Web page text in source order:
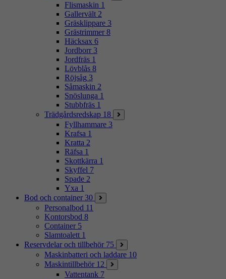
Flismaskin 1
Gallervält 2
Gräsklippare 3
Grästrimmer 8
Häcksax 6
Jordborr 3
Jordfräs 1
Lövblås 8
Röjsåg 3
Såmaskin 2
Snöslunga 1
Stubbfräs 1
Trädgårdsredskap 18
Fyllhammare 3
Krafsa 1
Kratta 2
Räfsa 1
Skottkärra 1
Skyffel 7
Spade 2
Yxa 1
Bod och container 30
Personalbod 11
Kontorsbod 8
Container 5
Slamtoalett 1
Reservdelar och tillbehör 75
Maskinbatteri och laddare 10
Maskintillbehör 12
Vattentank 7